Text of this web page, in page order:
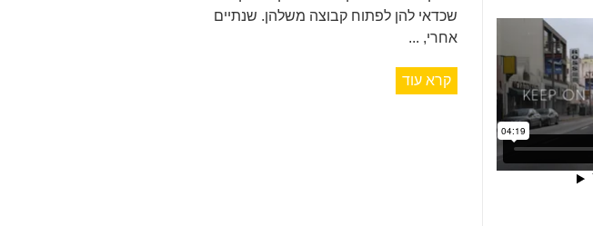
שכדאי להן לפתוח קבוצה משלהן. שנתיים
אחרי, ...
קרא עוד